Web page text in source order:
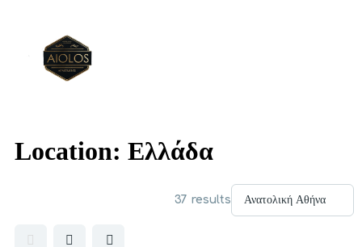
Location: Ελλάδα
37 results